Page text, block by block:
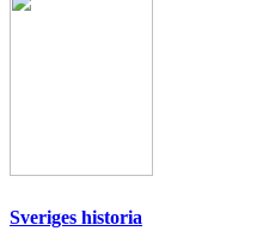
Sveriges historia